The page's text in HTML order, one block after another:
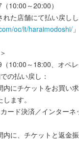
10:00～20:00）
た店舗にて払い戻しし
oc/lt/haraimodoshi/
10:00～18:00、オペレ
の払い戻し：
内にチケットをお買い
ます。
ード決済／インターネ
内に、チケットと返金